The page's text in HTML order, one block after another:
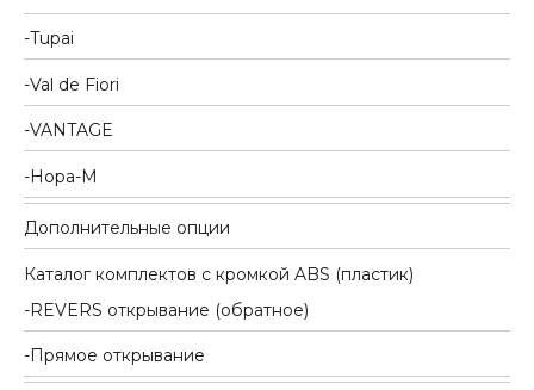
Tupai
Val de Fiori
VANTAGE
Нора-М
Дополнительные опции
Каталог комплектов c кромкой ABS (пластик)
REVERS открывание (обратное)
Прямое открывание